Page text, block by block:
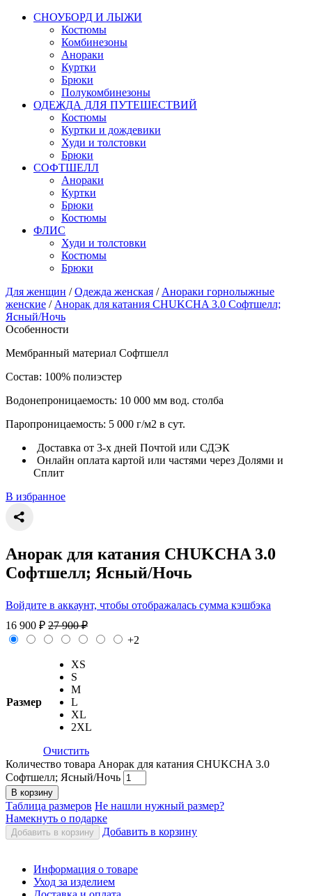
СНОУБОРД И ЛЫЖИ
Костюмы
Комбинезоны
Анораки
Куртки
Брюки
Полукомбинезоны
ОДЕЖДА ДЛЯ ПУТЕШЕСТВИЙ
Костюмы
Куртки и дождевики
Худи и толстовки
Брюки
СОФТШЕЛЛ
Анораки
Куртки
Брюки
Костюмы
ФЛИС
Худи и толстовки
Костюмы
Брюки
Для женщин / Одежда женская / Анораки горнолыжные
женские / Анорак для катания CHUKCHA 3.0 Софтшелл;
Ясный/Ночь
Особенности
Мембранный материал Софтшелл
Состав: 100% полиэстер
Водонепроницаемость: 10 000 мм вод. столба
Паропроницаемость: 5 000 г/м2 в сут.
Доставка от 3-х дней Почтой или СДЭК
Онлайн оплата картой или частями через Долями и
Сплит
В избранное
Анорак для катания CHUKCHA 3.0
Софтшелл; Ясный/Ночь
Войдите в аккаунт, чтобы отображалась сумма кэшбэка
16 900 ₽ 27 900₽
+2
Размер
XS
S
M
L
XL
2XL
Очистить
Количество товара Анорак для катания CHUKCHA 3.0
Софтшелл; Ясный/Ночь
В корзину
Таблица размеров Не нашли нужный размер?
Намекнуть о подарке
Добавить в корзину Добавить в корзину
Информация о товаре
Уход за изделием